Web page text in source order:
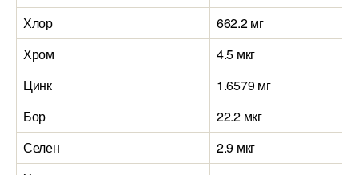
Хлор
662.2 мг
Хром
4.5 мкг
Цинк
1.6579 мг
Бор
22.2 мкг
Селен
2.9 мкг